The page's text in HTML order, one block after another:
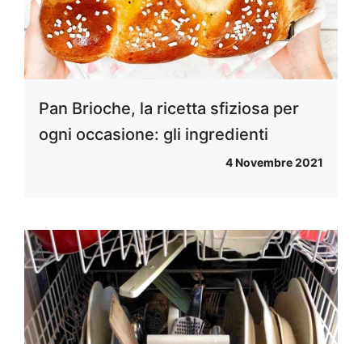
Pan Brioche, la ricetta sfiziosa per
ogni occasione: gli ingredienti
4 Novembre 2021